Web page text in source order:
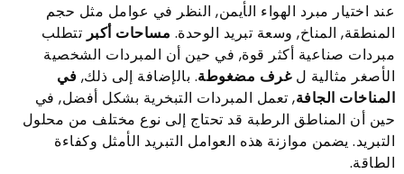
عند اختيار مبرد الهواء الأيمن, النظر في عوامل مثل حجم
المنطقة, المناخ, وسعة تبريد الوحدة. مساحات أكبر تتطلب
مبردات صناعية أكثر قوة, في حين أن المبردات الشخصية
الأصغر مثالية لغرف مضغوطة. بالإضافة إلى ذلك, في
المناخات الجافة, تعمل المبردات التبخرية بشكل أفضل, في
حين أن المناطق الرطبة قد تحتاج إلى نوع مختلف من محلول
التبريد. يضمن موازنة هذه العوامل التبريد الأمثل وكفاءة
الطاقة.